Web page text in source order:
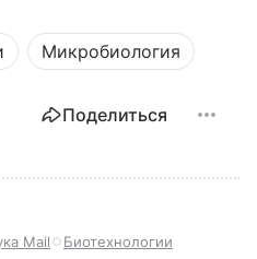
Микробиология
Поделиться
Mail Биотехнологии